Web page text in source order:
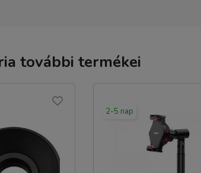
további termékei
2-5 nap